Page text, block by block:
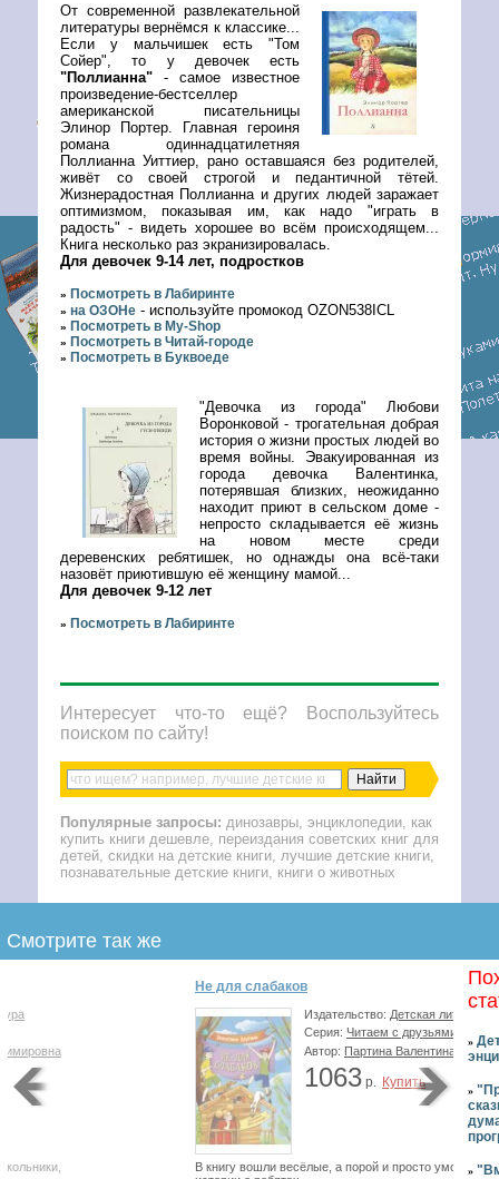
От современной развлекательной
литературы вернёмся к классике...
Если у мальчишек есть "Том
Сойер", то у девочек есть
"Поллианна" - самое известное
произведение-бестселлер
американской писательницы
Элинор Портер. Главная героиня
романа одиннадцатилетняя
Поллианна Уиттиер, рано оставшаяся без родителей,
живёт со своей строгой и педантичной тётей.
Жизнерадостная Поллианна и других людей заражает
оптимизмом, показывая им, как надо "играть в
радость" - видеть хорошее во всём происходящем...
Книга несколько раз экранизировалась.
Для девочек 9-14 лет, подростков
» Посмотреть в Лабиринте
» на ОЗОНе - используйте промокод OZON538ICL
» Посмотреть в My-Shop
» Посмотреть в Читай-городе
» Посмотреть в Буквоеде
"Девочка из города" Любови
Воронковой - трогательная добрая
история о жизни простых людей во
время войны. Эвакуированная из
города девочка Валентинка,
потерявшая близких, неожиданно
находит приют в сельском доме -
непросто складывается её жизнь
на новом месте среди
деревенских ребятишек, но однажды она всё-таки
назовёт приютившую её женщину мамой...
Для девочек 9-12 лет
» Посмотреть в Лабиринте
Интересует что-то ещё? Воспользуйтесь
поиском по сайту!
Популярные запросы: динозавры, энциклопедии, как
купить книги дешевле, переиздания советских книг для
детей, скидки на детские книги, лучшие детские книги,
познавательные детские книги, книги о животных
Смотрите так же
Издательство:Детская литература
Серия:Читаем с друзьями
Партина Валентина Евгеньевна
1063р. Купить
В книгу вошли весёлые, а порой и просто уморительные
»
»
»